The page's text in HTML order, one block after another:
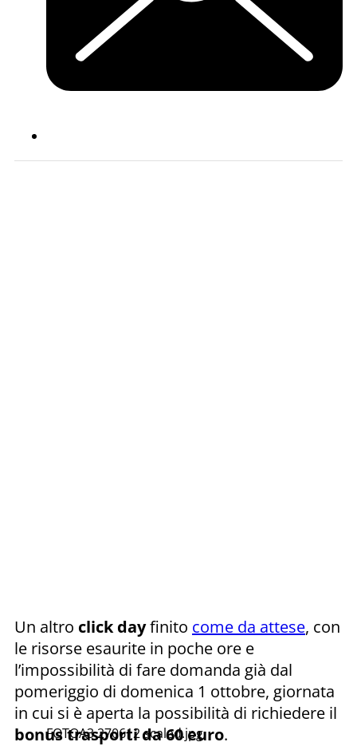
FOTOA3 270612 scaled.jpg
Un altro click dayfinito come da attese, con
le risorse esaurite in poche ore e
l’impossibilità di fare domanda già dal
pomeriggio di domenica 1 ottobre, giornata
in cui si è aperta la possibilità di richiedere il
bonus trasporti da 60 euro.